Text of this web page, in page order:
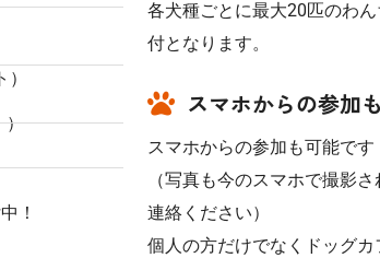
）
！
各犬種ごとに最大20匹のわ
付となります。
スマホからの参加
スマホからの参加も可能です
（写真も今のスマホで撮影
連絡ください）
個人の方だけでなくドッグ